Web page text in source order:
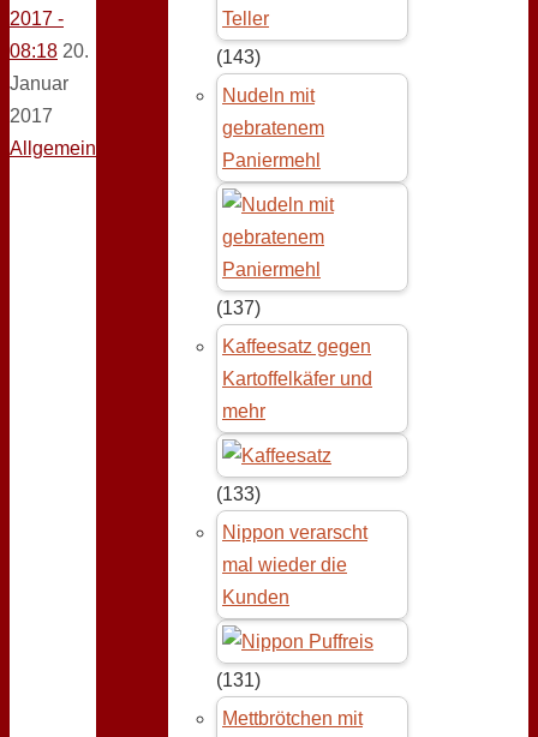
2017 -
08:18 20.
Januar
2017
Allgemein
(143)
Nudeln mit
gebratenem
Paniermehl
(137)
Kaffeesatz gegen
Kartoffelkäfer und
mehr
(133)
Nippon verarscht
mal wieder die
Kunden
(131)
Mettbrötchen mit